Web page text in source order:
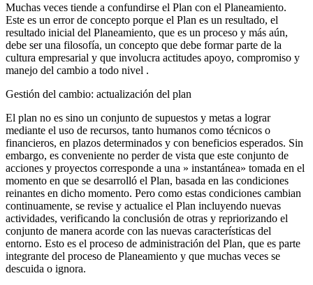
Muchas veces tiende a confundirse el Plan con el Planeamiento.
Este es un error de concepto porque el Plan es un resultado, el
resultado inicial del Planeamiento, que es un proceso y más aún,
debe ser una filosofía, un concepto que debe formar parte de la
cultura empresarial y que involucra actitudes apoyo, compromiso y
manejo del cambio a todo nivel .
Gestión del cambio: actualización del plan
El plan no es sino un conjunto de supuestos y metas a lograr
mediante el uso de recursos, tanto humanos como técnicos o
financieros, en plazos determinados y con beneficios esperados. Sin
embargo, es conveniente no perder de vista que este conjunto de
acciones y proyectos corresponde a una » instantánea» tomada en el
momento en que se desarrolló el Plan, basada en las condiciones
reinantes en dicho momento. Pero como estas condiciones cambian
continuamente, se revise y actualice el Plan incluyendo nuevas
actividades, verificando la conclusión de otras y repriorizando el
conjunto de manera acorde con las nuevas características del
entorno. Esto es el proceso de administración del Plan, que es parte
integrante del proceso de Planeamiento y que muchas veces se
descuida o ignora.